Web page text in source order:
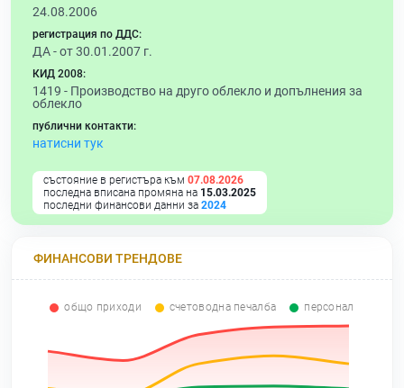
24.08.2006
регистрация по ДДС:
ДА - от 30.01.2007 г.
КИД 2008:
1419 - Производство на друго облекло и допълнения за
облекло
публични контакти:
натисни тук
състояние в регистъра към 07.08.2026
последна вписана промяна на 15.03.2025
последни финансови данни за 2024
ФИНАНСОВИ ТРЕНДОВЕ
общо приходи счетоводна печалба персонал